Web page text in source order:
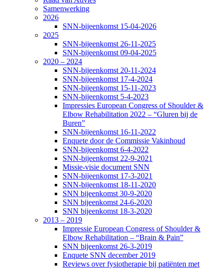
Samenwerking
2026
SNN-bijeenkomst 15-04-2026
2025
SNN-bijeenkomst 26-11-2025
SNN-bijeenkomst 09-04-2025
2020 – 2024
SNN-bijeenkomst 20-11-2024
SNN-bijeenkomst 17-4-2024
SNN-bijeenkomst 15-11-2023
SNN-bijeenkomst 5-4-2023
Impressies European Congress of Shoulder &
Elbow Rehabilitation 2022 – “Gluren bij de
Buren”
SNN-bijeenkomst 16-11-2022
Enquete door de Commissie Vakinhoud
SNN-bijeenkomst 6-4-2022
SNN-bijeenkomst 22-9-2021
Missie-visie document SNN
SNN-bijeenkomst 17-3-2021
SNN-bijeenkomst 18-11-2020
SNN bijeenkomst 30-9-2020
SNN bijeenkomst 24-6-2020
SNN bijeenkomst 18-3-2020
2013 – 2019
Impressie European Congress of Shoulder &
Elbow Rehabilitation – “Brain & Pain”
SNN bijeenkomst 26-3-2019
Enquete SNN december 2019
Reviews over fysiotherapie bij patiënten met